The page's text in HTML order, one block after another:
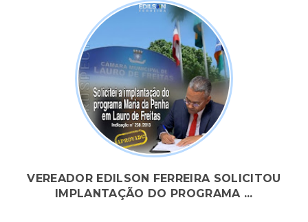
VEREADOR EDILSON FERREIRA SOLICITOU
IMPLANTAÇÃO DO PROGRAMA ...